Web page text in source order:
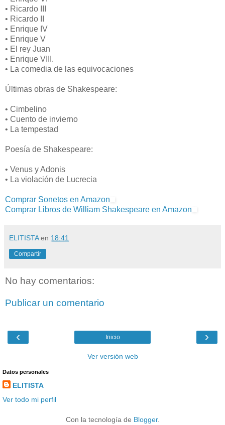
• Ricardo III
• Ricardo II
• Enrique IV
• Enrique V
• El rey Juan
• Enrique VIII.
• La comedia de las equivocaciones
Últimas obras de Shakespeare:
• Cimbelino
• Cuento de invierno
• La tempestad
Poesía de Shakespeare:
• Venus y Adonis
• La violación de Lucrecia
Comprar Sonetos en Amazon
Comprar Libros de William Shakespeare en Amazon
ELITISTA en 18:41
Compartir
No hay comentarios:
Publicar un comentario
‹ ›
Inicio
Ver versión web
Datos personales
ELITISTA
Ver todo mi perfil
Con la tecnología de Blogger.